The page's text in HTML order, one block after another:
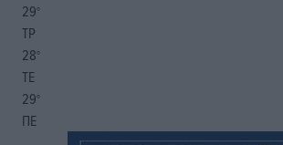
29°
ΤΡ
28°
ΤΕ
29°
ΠΕ